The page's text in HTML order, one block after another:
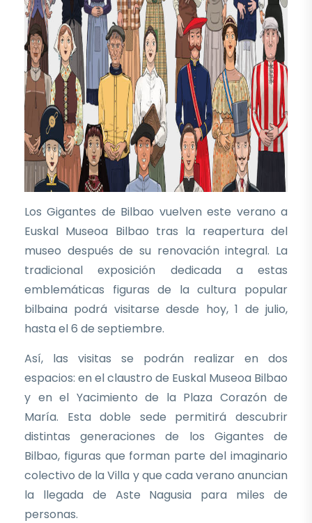
Los Gigantes de Bilbao vuelven este verano a
Euskal Museoa Bilbao tras la reapertura del
museo después de su renovación integral. La
tradicional exposición dedicada a estas
emblemáticas figuras de la cultura popular
bilbaina podrá visitarse desde hoy, 1 de julio,
hasta el 6 de septiembre.
Así, las visitas se podrán realizar en dos
espacios: en el claustro de Euskal Museoa Bilbao
y en el Yacimiento de la Plaza Corazón de
María. Esta doble sede permitirá descubrir
distintas generaciones de los Gigantes de
Bilbao, figuras que forman parte del imaginario
colectivo de la Villa y que cada verano anuncian
la llegada de Aste Nagusia para miles de
personas.